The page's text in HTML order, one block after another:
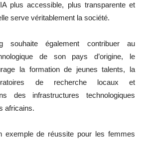
plus accessible, plus transparente et
serve véritablement la société.
souhaite également contribuer au
de son pays d’origine, le
la formation de jeunes talents, la
de recherche locaux et
des infrastructures technologiques
africains.
exemple de réussite pour les femmes